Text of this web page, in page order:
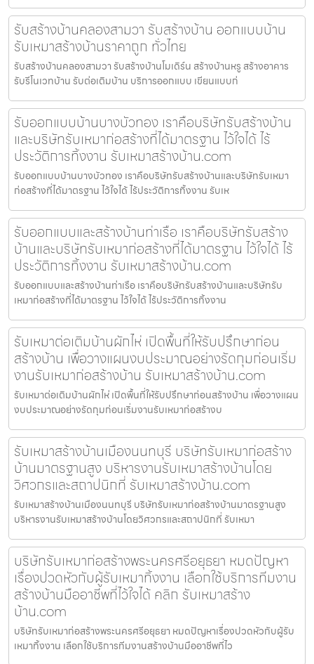
รับสร้างบ้านคลองสามวา รับสร้างบ้าน ออกแบบบ้าน
รับเหมาสร้างบ้านราคาถูก ทั่วไทย
รับสร้างบ้านคลองสามวา รับสร้างบ้านโมเดิร์น สร้างบ้านหรู สร้างอาคาร
รับรีโนเวทบ้าน รับต่อเติมบ้าน บริการออกแบบ เขียนแบบก่
รับออกแบบบ้านบางบัวทอง เราคือบริษัทรับสร้างบ้าน
และบริษัทรับเหมาก่อสร้างที่ได้มาตรฐาน ไว้ใจได้ ไร้
ประวัติการทิ้งงาน รับเหมาสร้างบ้าน.com
รับออกแบบบ้านบางบัวทอง เราคือบริษัทรับสร้างบ้านและบริษัทรับเหมา
ก่อสร้างที่ได้มาตรฐาน ไว้ใจได้ ไร้ประวัติการทิ้งงาน รับเห
รับออกแบบและสร้างบ้านท่าเรือ เราคือบริษัทรับสร้าง
บ้านและบริษัทรับเหมาก่อสร้างที่ได้มาตรฐาน ไว้ใจได้ ไร้
ประวัติการทิ้งงาน รับเหมาสร้างบ้าน.com
รับออกแบบและสร้างบ้านท่าเรือ เราคือบริษัทรับสร้างบ้านและบริษัทรับ
เหมาก่อสร้างที่ได้มาตรฐาน ไว้ใจได้ ไร้ประวัติการทิ้งงาน
รับเหมาต่อเติมบ้านผักไห่ เปิดพื้นที่ให้รับปรึกษาก่อน
สร้างบ้าน เพื่อวางแผนงบประมาณอย่างรัดกุมก่อนเริ่ม
งานรับเหมาก่อสร้างบ้าน รับเหมาสร้างบ้าน.com
รับเหมาต่อเติมบ้านผักไห่ เปิดพื้นที่ให้รับปรึกษาก่อนสร้างบ้าน เพื่อวางแผน
งบประมาณอย่างรัดกุมก่อนเริ่มงานรับเหมาก่อสร้างบ
รับเหมาสร้างบ้านเมืองนนทบุรี บริษัทรับเหมาก่อสร้าง
บ้านมาตรฐานสูง บริหารงานรับเหมาสร้างบ้านโดย
วิศวกรและสถาปนิกที่ รับเหมาสร้างบ้าน.com
รับเหมาสร้างบ้านเมืองนนทบุรี บริษัทรับเหมาก่อสร้างบ้านมาตรฐานสูง
บริหารงานรับเหมาสร้างบ้านโดยวิศวกรและสถาปนิกที่ รับเหมา
บริษัทรับเหมาก่อสร้างพระนครศรีอยุธยา หมดปัญหา
เรื่องปวดหัวกับผู้รับเหมาทิ้งงาน เลือกใช้บริการทีมงาน
สร้างบ้านมืออาชีพที่ไว้ใจได้ คลิก รับเหมาสร้าง
บ้าน.com
บริษัทรับเหมาก่อสร้างพระนครศรีอยุธยา หมดปัญหาเรื่องปวดหัวกับผู้รับ
เหมาทิ้งงาน เลือกใช้บริการทีมงานสร้างบ้านมืออาชีพที่ไว